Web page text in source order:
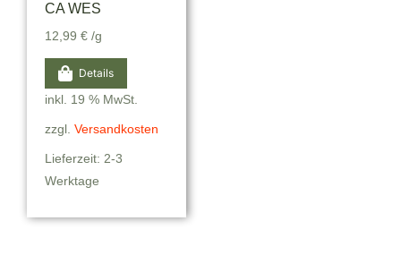
CA WES
12,99 € /g
Details
inkl. 19 % MwSt.
zzgl. Versandkosten
Lieferzeit: 2-3
Werktage